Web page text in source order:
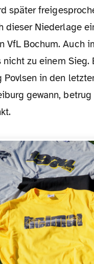
später
dieser Niederlage
VfL Bochum. Auch
nicht zu einem
Povlsen in den
gewann,